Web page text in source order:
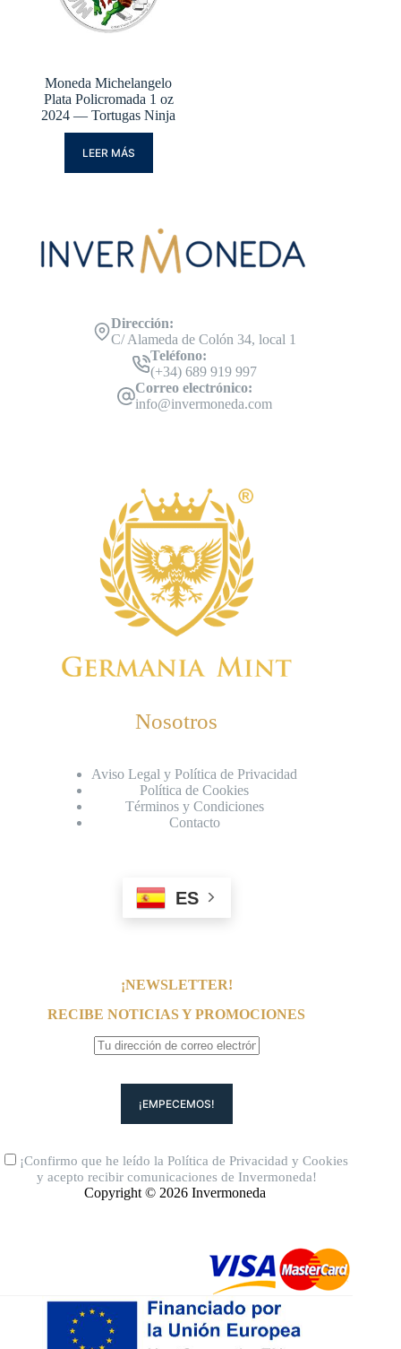
Moneda Michelangelo
Plata Policromada 1 oz
2024 — Tortugas Ninja
LEER MÁS
Dirección:
C/ Alameda de Colón 34, local 1
Teléfono:
(+34) 689 919 997
Correo electrónico:
info@invermoneda.com
Nosotros
Aviso Legal y Política de Privacidad
Política de Cookies
Términos y Condiciones
Contacto
ES
¡NEWSLETTER!
RECIBE NOTICIAS Y PROMOCIONES
¡Confirmo que he leído laPolítica de Privacidad yCookies
y acepto recibir comunicaciones de Invermoneda!
Copyright © 2026 Invermoneda